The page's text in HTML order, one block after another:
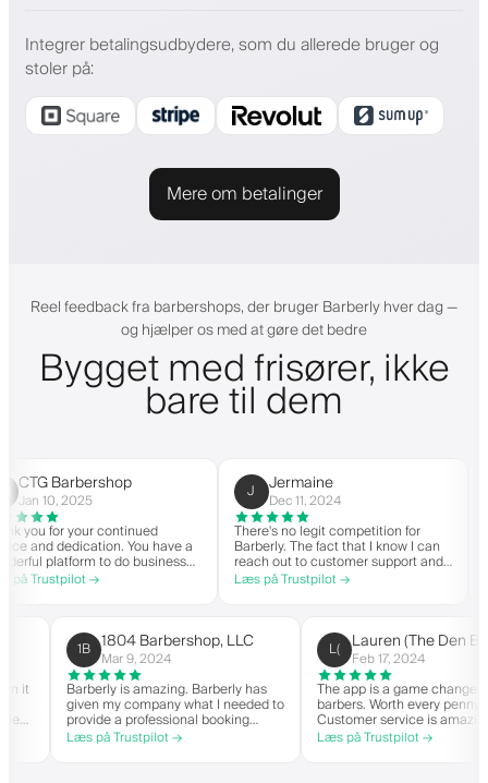
Integrer betalingsudbydere, som du allerede bruger og
stoler på:
Mere om betalinger
Reel feedback fra barbershops, der bruger Barberly hver dag —
og hjælper os med at gøre det bedre
Bygget med frisører, ikke
bare til dem
Barbershop
2025
for your continued
dedication. You have a
to do business
Thank you from
→
Jermaine
Dec 11, 2024
There's no legit competition for
Barberly. The fact that I know I can
reach out to customer support and
actually get help is a major reason I
stay. Barberly provides a ton of
Læs på Trustpilot →
you
on the
highly
when it
able
and have
1B 1804 Barbershop, LLC
Mar 9, 2024
Barberly is amazing. Barberly has
given my company what I needed to
provide a professional booking
experience for my clients. Their
team has been exceptional,
Læs på Trustpilot →
L( Lauren (The
Feb 17, 2024
The app is a game
barbers. Worth
Customer service is
helps with
they need.
Læs på Trustpilot →